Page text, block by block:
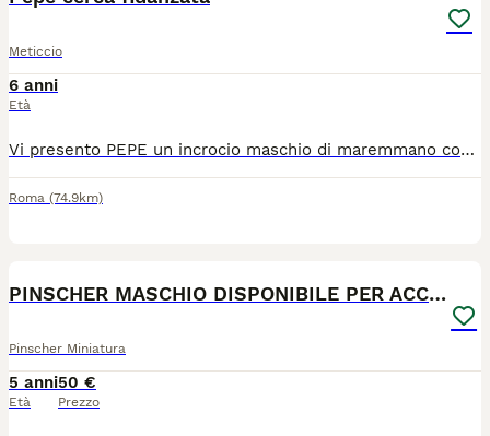
Meticcio
6 anni
Età
Vi presento PEPE un incrocio maschio di maremmano con pastore asiatico, cerca una fidanzata. Cane territoriale e coraggioso adatto alla protezione famigliare, ma anche molto coccoloso.
Roma (74.9km)
PINSCHER MASCHIO DISPONIBILE PER ACCOPPIAMENTO
Pinscher Miniatura
5 anni
Età
50 €
Prezzo